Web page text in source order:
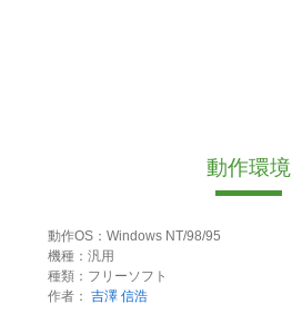
動作環境
動作OS：Windows NT/98/95
機種：汎用
種類：フリーソフト
作者： 吉澤 信浩